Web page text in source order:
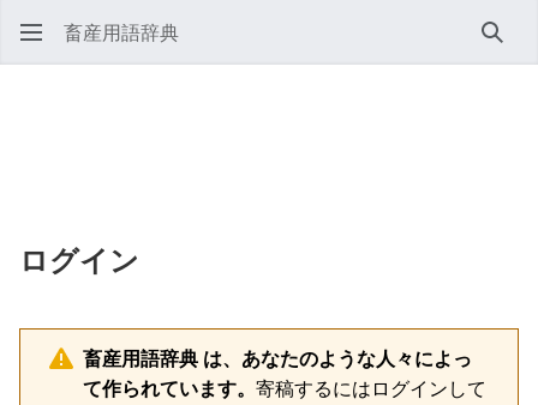
畜産用語辞典 検索
ログイン
畜産用語辞典 は、あなたのような人々によっ
て作られています。 寄稿するにはログインして